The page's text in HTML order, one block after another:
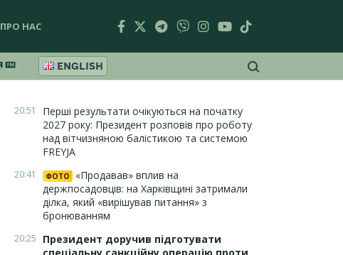
ПРО НАС
ENGLISH
20:51
Перші результати очікуються на початку
2027 року: Президент розповів про роботу
над вітчизняною балістикою та системою
FREYJA
20:41 ФОТО
«Продавав» вплив на
держпосадовців: на Харківщині затримали
ділка, який «вирішував питання» з
бронюванням
20:25
Президент доручив підготувати